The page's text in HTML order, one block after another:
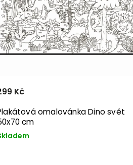
omalovánka Dino svět
cm
Kč